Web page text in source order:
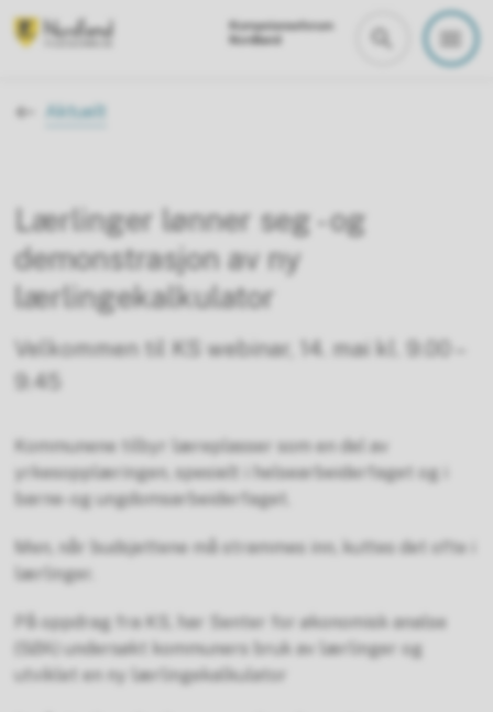
Du er her:
Aktuelt
Lærlinger lønner seg - og
demonstrasjon av ny
lærlingekalkulator
Velkommen til KS webinar, 14. mai kl. 9.00 –
9.45
Kommunene tilbyr læreplasser som en del av
yrkesopplæringen, spesielt i helsearbeiderfaget og i
barne- og ungdomsarbeiderfaget.
Men, når budsjettene må strammes inn, kuttes det ofte i
lærlinger.
På oppdrag fra KS, har Senter for økonomisk analse
(SØA) undersøkt kommuners bruk av lærlinger og
utviklet en ny lærlingekalkulator